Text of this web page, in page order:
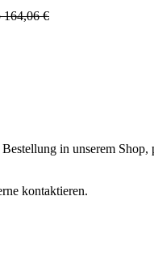
164,06€
in unserem
kontaktieren.